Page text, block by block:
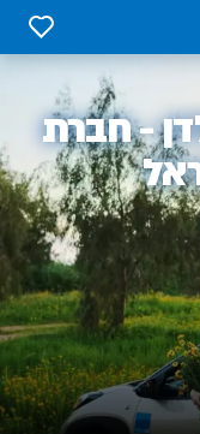
0
- חברת